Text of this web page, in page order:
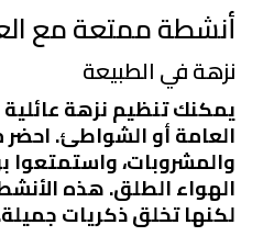
أنشطة ممتعة مع
نزهة في الطبيعة
يمكنك تنظيم نزهة
العامة أو الشواطئ.
والمشروبات،
الهواء الطلق. هذه
لكنها تخلق ذكريات